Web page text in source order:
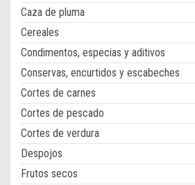
Caza de pluma
Cereales
Condimentos, especias y aditivos
Conservas, encurtidos y escabeches
Cortes de carnes
Cortes de pescado
Cortes de verdura
Despojos
Frutos secos